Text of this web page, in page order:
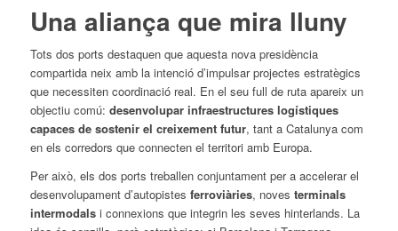
Una aliança que mira lluny
Tots dos ports destaquen que aquesta nova presidència
compartida neix amb la intenció d’impulsar projectes estratègics
que necessiten coordinació real. En el seu full de ruta apareix un
objectiu comú: desenvolupar infraestructures logístiques
capaces de sostenir el creixement futur, tant a Catalunya com
en els corredors que connecten el territori amb Europa.
Per això, els dos ports treballen conjuntament per a accelerar el
desenvolupament d’autopistes ferroviàries, noves terminals
intermodalsi connexions que integrin les seves hinterlands. La